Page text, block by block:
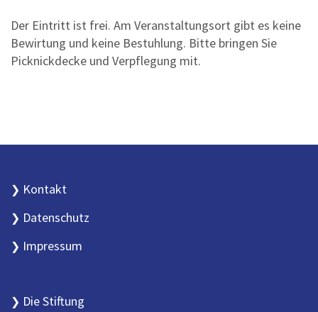
Der Eintritt ist frei. Am Veranstaltungsort gibt es keine
Bewirtung und keine Bestuhlung. Bitte bringen Sie
Picknickdecke und Verpflegung mit.
Kontakt
Datenschutz
Impressum
Die Stiftung